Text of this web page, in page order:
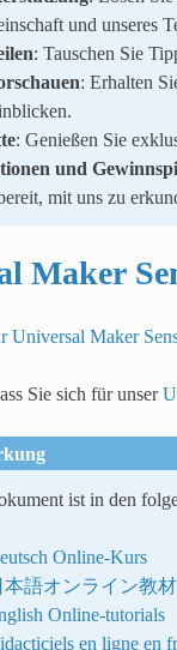
und unseres
: Tauschen Sie
: Erhalten
: Genießen Sie
und
mit uns zu
Maker
Universal Maker
Sie sich für unser
ist in den
Online-Kurs
本語オンライン教材
Online-tutorials
en ligne en